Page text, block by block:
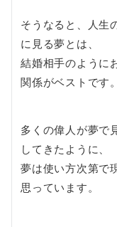
そうなると、人生
に見る夢とは、
結婚相手のように
関係がベストです。
多くの偉人が夢で
してきたように、
夢は使い方次第で
思っています。